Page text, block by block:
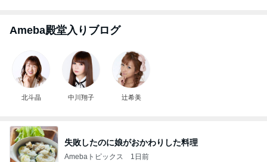
Ameba殿堂入りブログ
北斗晶 中川翔子 辻希美
失敗したのに娘がおかわりした料理
Amebaトピックス 1日前